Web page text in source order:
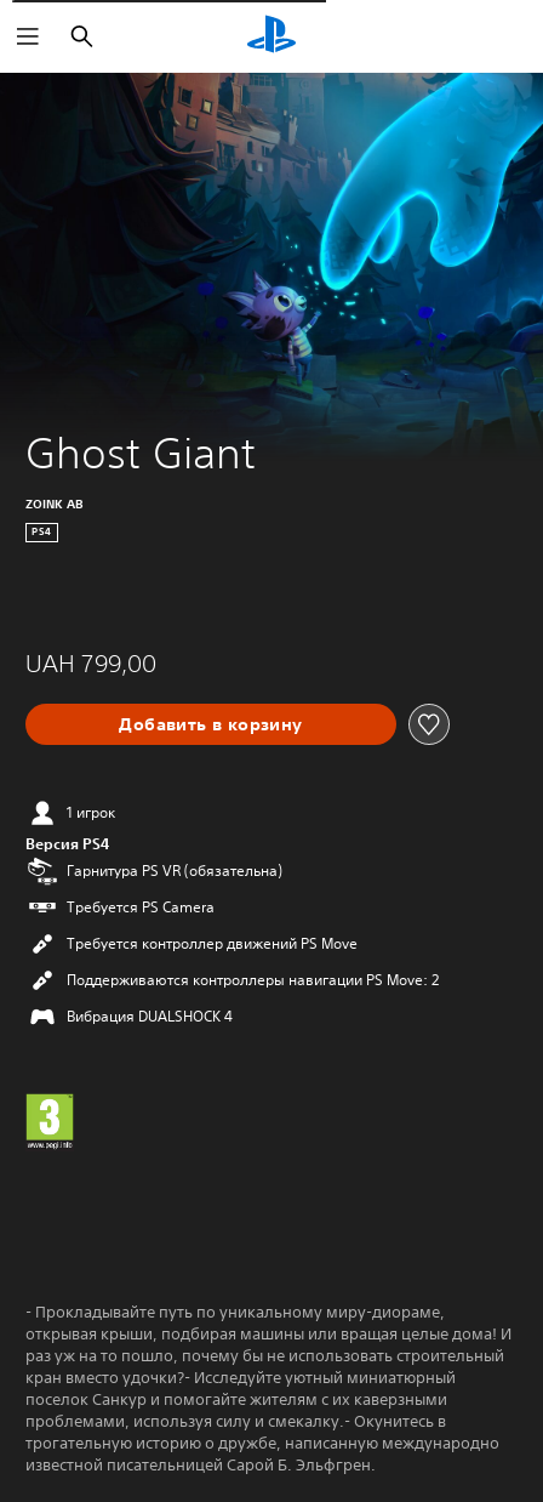
Поиск
Ghost Giant
ZOINK AB
PS4
UAH 799,00
Добавить в корзину
1 игрок
Версия PS4
Гарнитура PS VR (обязательна)
Требуется PS Camera
Требуется контроллер движений PS Move
Поддерживаются контроллеры навигации PS Move: 2
Вибрация DUALSHOCK 4
- Прокладывайте путь по уникальному миру-диораме,
открывая крыши, подбирая машины или вращая целые дома! И
раз уж на то пошло, почему бы не использовать строительный
кран вместо удочки?- Исследуйте уютный миниатюрный
поселок Санкур и помогайте жителям с их каверзными
проблемами, используя силу и смекалку.- Окунитесь в
трогательную историю о дружбе, написанную международно
известной писательницей Сарой Б. Эльфгрен.